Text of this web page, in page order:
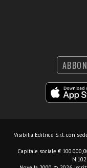
Visibilia Editrice S.r.l. con
Capitale sociale €